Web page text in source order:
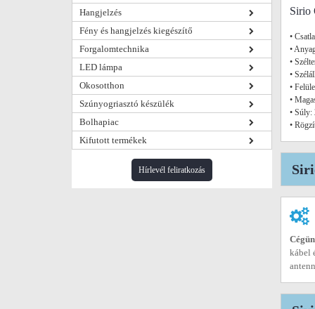
Hangjelzés
Fény és hangjelzés kiegészítő
Forgalomtechnika
LED lámpa
Okosotthon
Szúnyogriasztó készülék
Bolhapiac
Kifutott termékek
Hírlevél feliratkozás
Sirio
•
•
•
•
•
•
• Súly:
•
kábel